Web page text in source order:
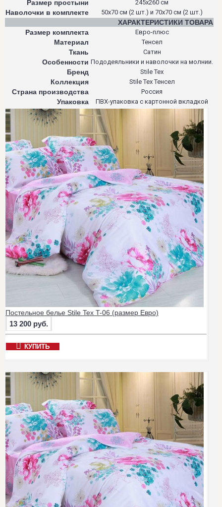
Размер простыни 245х260 см
Наволочки в комплекте 50х70 см (2 шт.) и 70х70 см (2 шт.)
ХАРАКТЕРИСТИКИ ТОВАРА
Размер комплекта
Евро-плюс
Материал Тенсел
Ткань Сатин
Особенности Пододеяльники и наволочки на молнии.
Бренд Stile Tex
Коллекция Stile Tex Тенсел
Страна производства Россия
Упаковка ПВХ-упаковка с картонной вкладкой
Постельное белье Stile Tex T-06 (размер Евро)
13 200 руб.
КУПИТЬ